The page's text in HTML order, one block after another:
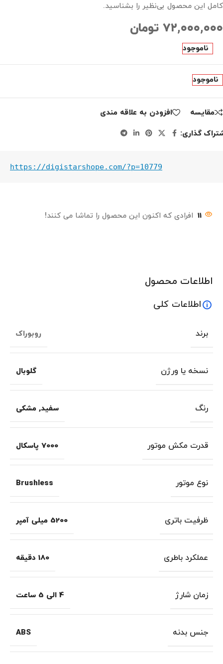
کامل این محصول بی‌نظیر را بشناسید.
۷۲,۰۰۰,۰۰۰ تومان
ناموجود
ناموجود
مقايسه
افزودن به علاقه مندی
گذاری:
https://digistarshope.com/?p=10779
11 افرادی که اکنون این محصول را تماشا می کنند!
اطلاعات محصول
اطلاعات کلی
برند روبوراک
نسخه یا ورژن گلوبال
رنگ سفید, مشکی
قدرت مکش موتور 7000 پاسکال
نوع موتور Brushless
ظرفیت باتری 5200 میلی آمپر
عملکرد باطری 180 دقیقه
زمان شارژ 4 الی 5 ساعت
جنس بدنه ABS